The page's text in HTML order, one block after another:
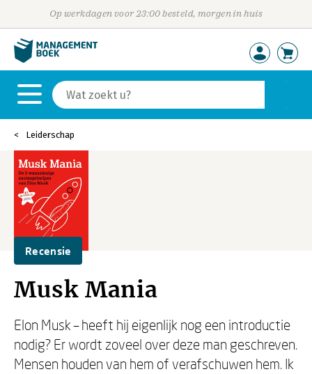
Op werkdagen voor 23:00 besteld, morgen in huis
Leiderschap
Recensie
Musk Mania
Elon Musk – heeft hij eigenlijk nog een introductie
nodig? Er wordt zoveel over deze man geschreven.
Mensen houden van hem of verafschuwen hem. Ik